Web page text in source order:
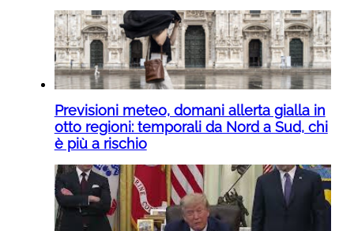
Previsioni meteo, domani allerta gialla in
otto regioni: temporali da Nord a Sud, chi
è più a rischio